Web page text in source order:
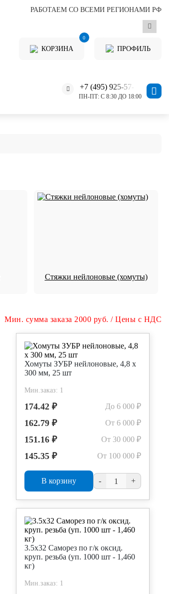
РАБОТАЕМ СО ВСЕМИ РЕГИОНАМИ РФ
КОРЗИНА
0
ПРОФИЛЬ
+7 (495) 925-57-11
ПН-ПТ: С 8:30 ДО 18:00
Стяжки нейлоновые (хомуты)
Мин. сумма заказа 2000 руб. / Цены с НДС
Хомуты ЗУБР нейлоновые, 4,8 х
300 мм, 25 шт
Мин.заказ: 1
174.42 ₽ До 6 000 ₽
162.79 ₽ От 6 000 ₽
151.16 ₽ От 30 000 ₽
145.35 ₽ От 100 000 ₽
В корзину - +
3.5х32 Саморез по г/к оксид.
круп. резьба (уп. 1000 шт - 1,460
кг)
Мин.заказ: 1